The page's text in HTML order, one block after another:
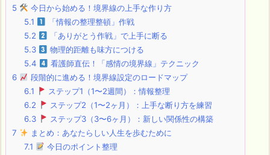
5
今日から始める！境界線の上手な作り方
5.1
「情報の整理整頓」作戦
5.2
「ありがとう作戦」で上手に断る
5.3
物理的距離も味方につける
5.4
看護師直伝！「感情の境界線」テクニック
6
段階的に進める！境界線設定のロードマップ
6.1
ステップ1（1〜2週間）：情報整理
6.2
ステップ2（1〜2ヶ月）：上手な断り方を練習
6.3
ステップ3（3〜6ヶ月）：新しい関係性の構築
7
まとめ：あなたらしい人生を歩むために
7.1
今日のポイント整理